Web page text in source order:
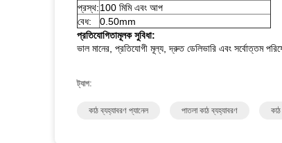
প্রস্থ:100 মিমি এবং আপ
বেধ:
0.50mm
প্রতিযোগিতামূলক সুবিধা:
ভাল মানের, প্রতিযোগী মূল্য, দ্রুত ডেলিভারি এবং সর্বোত্তম
ট্যাগ:
কাঠ ব্যহ্যাবরণ প্যানেল পাতলা কাঠ ব্যহ্যাবরণ